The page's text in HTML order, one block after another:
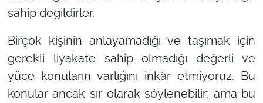
sahip değildirler.
Birçok kişinin anlayamadığı ve taşımak için
gerekli liyakate sahip olmadığı değerli ve
yüce konuların varlığını inkâr etmiyoruz. Bu
konular ancak sır olarak söylenebilir; ama bu